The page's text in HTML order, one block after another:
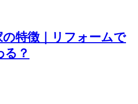
特徴｜リフォームで
る？